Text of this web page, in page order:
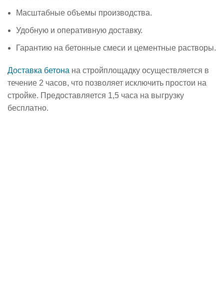
Масштабные объемы производства.
Удобную и оперативную доставку.
Гарантию на бетонные смеси и цементные растворы.
Доставка бетона на стройплощадку осуществляется в
течение 2 часов, что позволяет исключить простои на
стройке. Предоставляется 1,5 часа на выгрузку
бесплатно.